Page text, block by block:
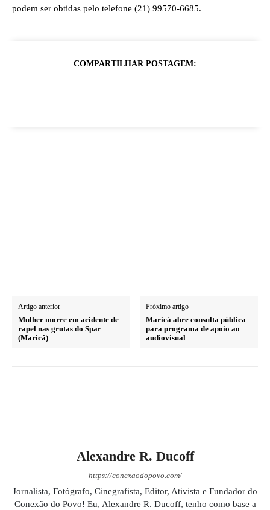
podem ser obtidas pelo telefone (21) 99570-6685.
COMPARTILHAR POSTAGEM:
Artigo anterior
Mulher morre em acidente de
rapel nas grutas do Spar
(Maricá)
Próximo artigo
Maricá abre consulta pública
para programa de apoio ao
audiovisual
Alexandre R. Ducoff
https://conexaodopovo.com/
Jornalista, Fotógrafo, Cinegrafista, Editor, Ativista e Fundador do
Conexão do Povo! Eu, Alexandre R. Ducoff, tenho como base a